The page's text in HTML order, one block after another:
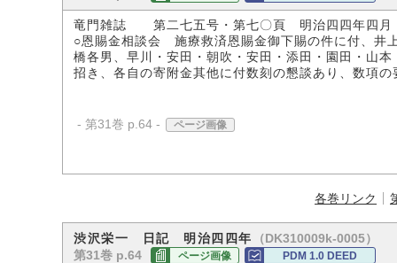
竜門雑誌 第二七五号・第七〇頁 明治四四年四月
○恩賜金相談会 施療救済恩賜金御下賜の件に付、井
橋各男、早川・安田・朝吹・安田・添田・園田・山
招き、各自の寄附金其他に付数刻の懇談あり、数項
- 第31巻 p.64 - ページ画像
各巻リンク
渋沢栄一 日記 明治四四年
（DK310009k-0005）
第31巻 p.64
ページ画像 PDM 1.0 DEED